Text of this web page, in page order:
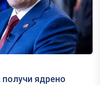
получи ядрено